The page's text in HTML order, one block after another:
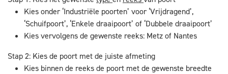
Kies onder ‘Industriële poorten’ voor ‘Vrijdragend’,
‘Schuifpoort’, ‘Enkele draaipoort’ of ‘Dubbele draaipoort’
Kies vervolgens de gewenste reeks: Metz of Nantes
Stap 2: Kies de poort met de juiste afmeting
Kies binnen de reeks de poort met de gewenste breedte